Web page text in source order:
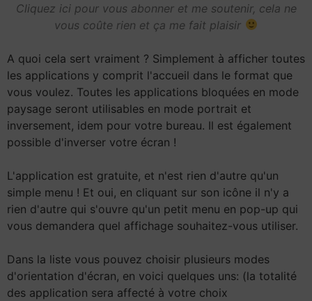
Cliquez ici pour vous abonner et me soutenir, cela ne
vous coûte rien et ça me fait plaisir
A quoi cela sert vraiment ? Simplement à afficher toutes
les applications y comprit l'accueil dans le format que
vous voulez. Toutes les applications bloquées en mode
paysage seront utilisables en mode portrait et
inversement, idem pour votre bureau. Il est également
possible d'inverser votre écran !
L'application est gratuite, et n'est rien d'autre qu'un
simple menu ! Et oui, en cliquant sur son icône il n'y a
rien d'autre qui s'ouvre qu'un petit menu en pop-up qui
vous demandera quel affichage souhaitez-vous utiliser.
Dans la liste vous pouvez choisir plusieurs modes
d'orientation d'écran, en voici quelques uns: (la totalité
des application sera affecté à votre choix